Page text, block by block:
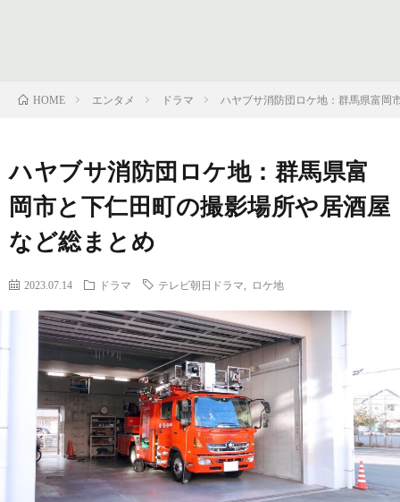
せ
HOME エンタメ ドラマ ハヤブサ消防団ロケ地：群馬県富岡
ハヤブサ消防団ロケ地：群馬県富
岡市と下仁田町の撮影場所や居酒屋
など総まとめ
2023.07.14 ドラマ テレビ朝日ドラマ ロケ地